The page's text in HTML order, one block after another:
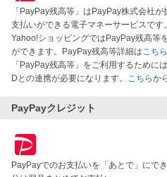
「PayPay残高等」はPayPay株式会社
支払いができる電子マネーサービスです。
Yahoo!ショッピングではPayPay残高等
ができます。PayPay残高等詳細はこちら
「PayPay残高等」をご利用するために
Dとの連携が必要になります。 こちらか
PayPayクレジット
PayPayでのお支払いを「あとで」にで